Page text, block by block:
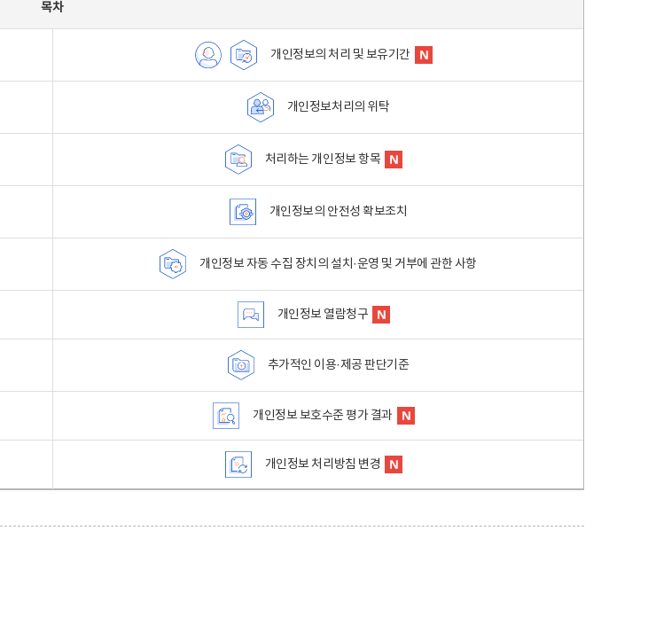
목차
개인정보의 처리 및 보유기간
개인정보처리의 위탁
처리하는 개인정보 항목
개인정보의 안전성 확보조치
개인정보 자동 수집 장치의 설치·운영 및 거부에 관한 사항
개인정보 열람청구
추가적인 이용·제공 판단기준
개인정보 보호수준 평가 결과
개인정보 처리방침 변경